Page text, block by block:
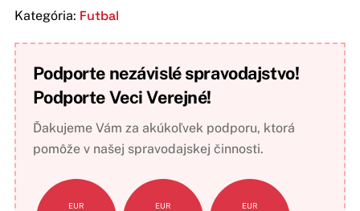
Kategória: Futbal
Podporte nezávislé spravodajstvo!
Podporte Veci Verejné!
Ďakujeme Vám za akúkoľvek podporu, ktorá
pomôže v našej spravodajskej činnosti.
EUR EUR EUR